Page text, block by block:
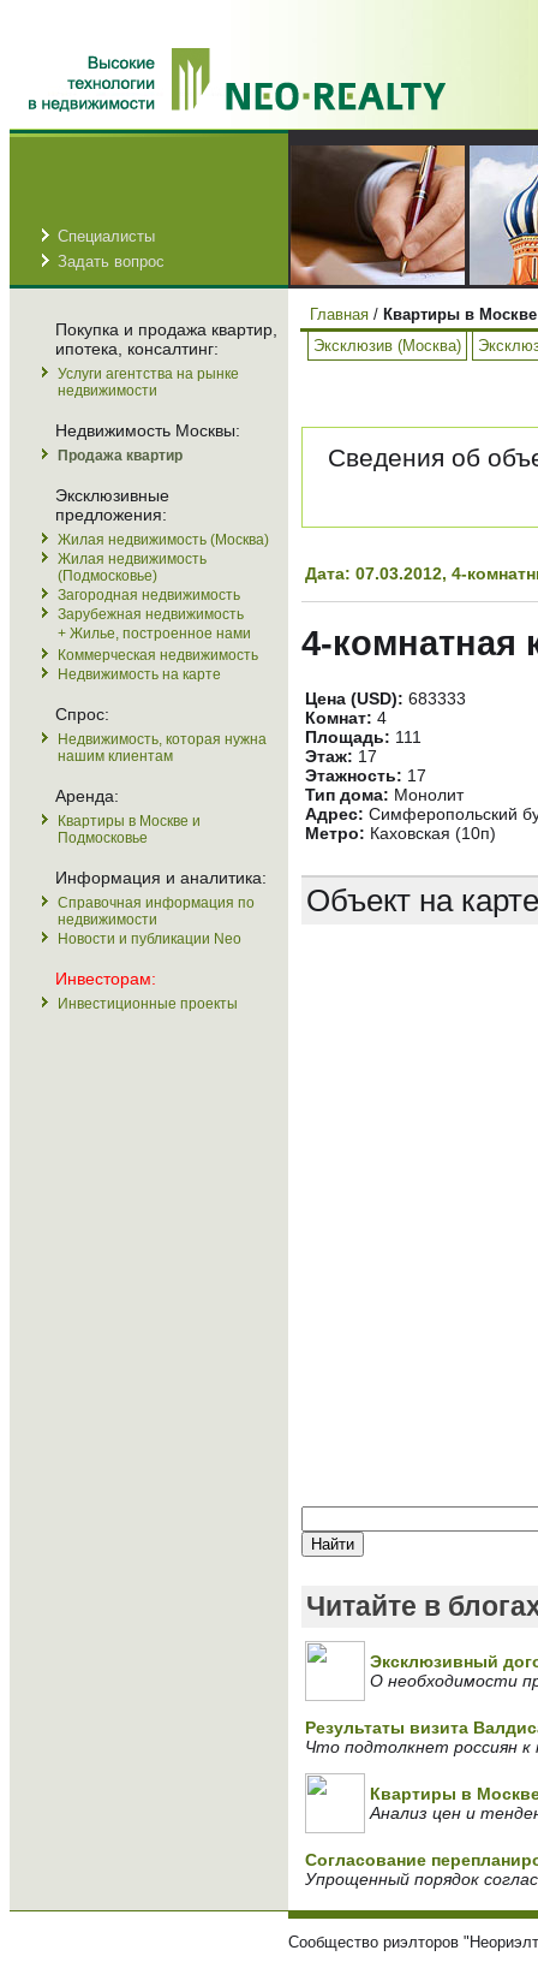
Специалисты
Задать вопрос
Покупка и продажа квартир,
ипотека, консалтинг:
Услуги агентства на рынке
недвижимости
Недвижимость Москвы:
Продажа квартир
Эксклюзивные
предложения:
Жилая недвижимость (Москва)
Жилая недвижимость
(Подмосковье)
Загородная недвижимость
Зарубежная недвижимость
+ Жилье, построенное нами
Коммерческая недвижимость
Недвижимость на карте
Спрос:
Недвижимость, которая нужна
нашим клиентам
Аренда:
Квартиры в Москве и
Подмосковье
Информация и аналитика:
Справочная информация по
недвижимости
Новости и публикации Neo
Инвесторам:
Инвестиционные проекты
Главная / Квартиры в
Эксклюзив (Москва)
Сведения об
Дата: 07.03.2012, 4-
4-комнатная
Цена (USD): 683333
Комнат: 4
Площадь: 111
Этаж: 17
Этажность: 17
Тип дома: Монолит
Адрес: Симферопольский
Метро: Каховская (10п)
Объект на карте
Читайте в
Эксклюзивный
О необходимости
Результаты визита
Что подтолкнет россиян
Квартиры в
Анализ цен и
Согласование
Упрощенный порядок
Сообщество риэлторов